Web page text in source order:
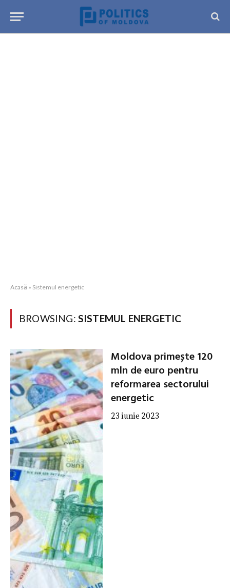
Acasă » Sistemul energetic
BROWSING: SISTEMUL ENERGETIC
Moldova primește 120
mln de euro pentru
reformarea sectorului
energetic
23 iunie 2023